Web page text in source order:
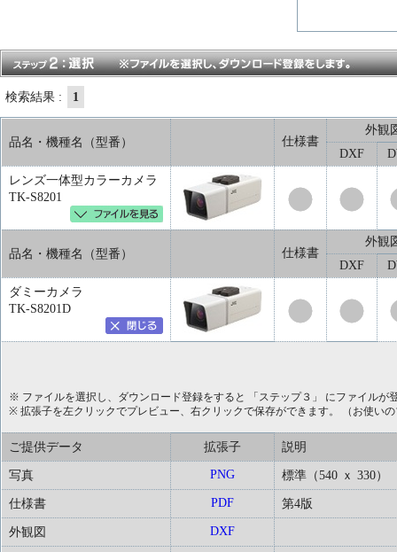
検索結果 : 1
品名・機種名（型番） 仕様書
外観
DXF
レンズ一体型カラーカメラ
TK-S8201
品名・機種名（型番） 仕様書
外観
DXF
ダミーカメラ
TK-S8201D
※ ファイルを選択し、ダウンロード登録をすると 「ステップ３」 にファイルが
※ 拡張子を左クリックでプレビュー、右クリックで保存ができます。 （お使い
ご提供データ 拡張子 説明
写真 PNG 標準（540 ｘ 330）
仕様書 PDF 第4版
外観図 DXF